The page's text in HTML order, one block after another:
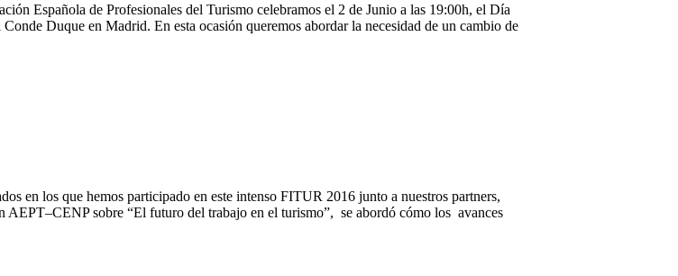
Española de Profesionales del Turismo celebramos el 2 de Junio a las 19:00h, el Día
Duque en Madrid. En esta ocasión queremos abordar la necesidad de un cambio de
en los que hemos participado en este intenso FITUR 2016 junto a nuestros partners,
AEPT–CENP sobre “El futuro del trabajo en el turismo”, se abordó cómo los avances